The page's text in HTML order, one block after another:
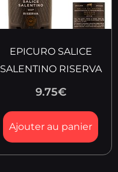
EPICURO SALICE
SALENTINO RISERVA
9.75€
Ajouter au panier